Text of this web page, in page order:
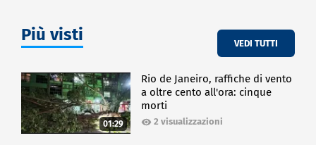
Più visti VEDI TUTTI
01:29
Rio de Janeiro, raffiche di vento
a oltre cento all'ora: cinque
morti
2 visualizzazioni